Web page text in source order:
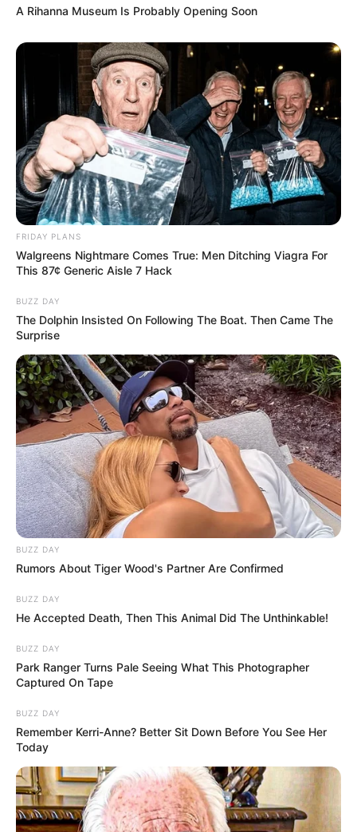
A Rihanna Museum Is Probably Opening Soon
FRIDAY PLANS
Walgreens Nightmare Comes True: Men Ditching Viagra For
This 87¢ Generic Aisle 7 Hack
BUZZ DAY
The Dolphin Insisted On Following The Boat. Then Came The
Surprise
BUZZ DAY
Rumors About Tiger Wood's Partner Are Confirmed
BUZZ DAY
He Accepted Death, Then This Animal Did The Unthinkable!
BUZZ DAY
Park Ranger Turns Pale Seeing What This Photographer
Captured On Tape
BUZZ DAY
Remember Kerri-Anne? Better Sit Down Before You See Her
Today